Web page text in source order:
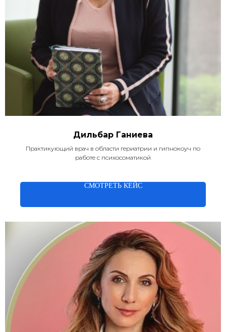
Дильбар Ганиева
Практикующий врач в области гериатрии и гипнокоуч по
работе с психосоматикой
СМОТРЕТЬ КЕЙС